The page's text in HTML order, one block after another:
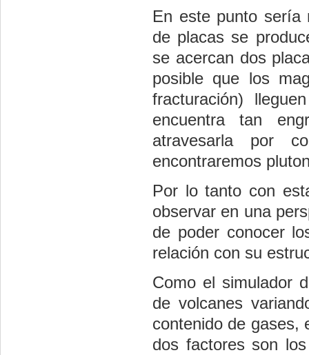
En este punto sería
de placas se
se acercan dos
posible que los
fracturación)
encuentra tan
atravesarla por
encontraremos
Por lo tanto con
observar en una
de poder conocer
relación con su
Como el simulador
de volcanes
contenido de gases,
dos factores son